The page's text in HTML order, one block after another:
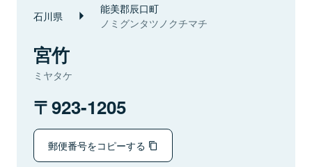
石川県 能美郡辰口町
ノミグンタツノクチマチ
宮竹
ミヤタケ
923-1205
郵便番号をコピーする